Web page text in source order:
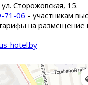
Сторожовская, 15.
71-06 – участникам
на размещение
hotel.by